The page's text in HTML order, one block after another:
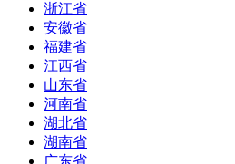
浙江省
安徽省
福建省
江西省
山东省
河南省
湖北省
湖南省
广东省